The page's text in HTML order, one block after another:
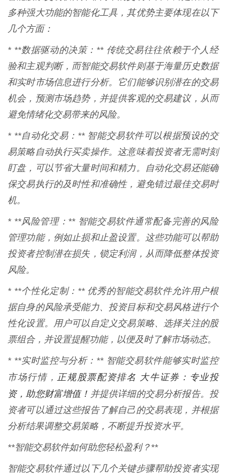
多种强大功能的智能化工具，其优势主要体现在以下
几个方面：
* **数据驱动的决策：** 传统交易往往依赖于个人经
验和主观判断，而智能交易软件则基于海量历史数据
和实时市场信息进行分析。它们能够识别潜在的交易
机会，预测市场趋势，并提供客观的交易建议，从而
避免情绪化交易带来的风险。
* **自动化交易：** 智能交易软件可以根据预设的交
易策略自动执行买卖操作。这意味着投资者无需时刻
盯盘，可以节省大量时间和精力。自动化交易还能确
保交易执行的及时性和准确性，避免错过最佳交易时
机。
* **风险管理：** 智能交易软件通常配备完善的风险
管理功能，例如止损和止盈设置。这些功能可以帮助
投资者控制潜在损失，锁定利润，从而降低整体投资
风险。
* **个性化定制：** 优秀的智能交易软件允许用户根
据自身的风险承受能力、投资目标和交易风格进行个
性化设置。用户可以自定义交易策略、选择关注的股
票组合，并设置提醒功能，以便及时了解市场动态。
* **实时监控与分析：** 智能交易软件能够实时监控
市场行情， 正规股票配资排名 大牛证券：专业投
资，助您财富增值！ 并提供详细的交易分析报告。投
资者可以通过这些报告了解自己的交易表现，并根据
分析结果调整交易策略，不断提升投资水平。
**智能交易软件如何助您轻松盈利？**
智能交易软件通过以下几个关键步骤帮助投资者实现